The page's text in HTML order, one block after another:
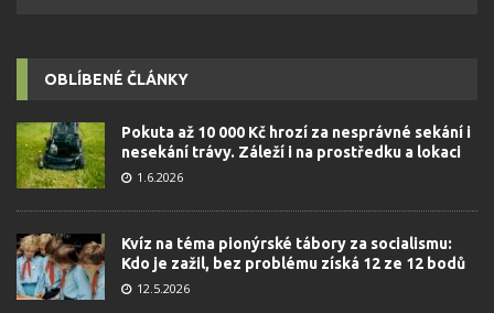
OBLÍBENÉ ČLÁNKY
Pokuta až 10 000 Kč hrozí za nesprávné sekání i
nesekání trávy. Záleží i na prostředku a lokaci
1.6.2026
Kvíz na téma pionýrské tábory za socialismu:
Kdo je zažil, bez problému získá 12 ze 12 bodů
12.5.2026